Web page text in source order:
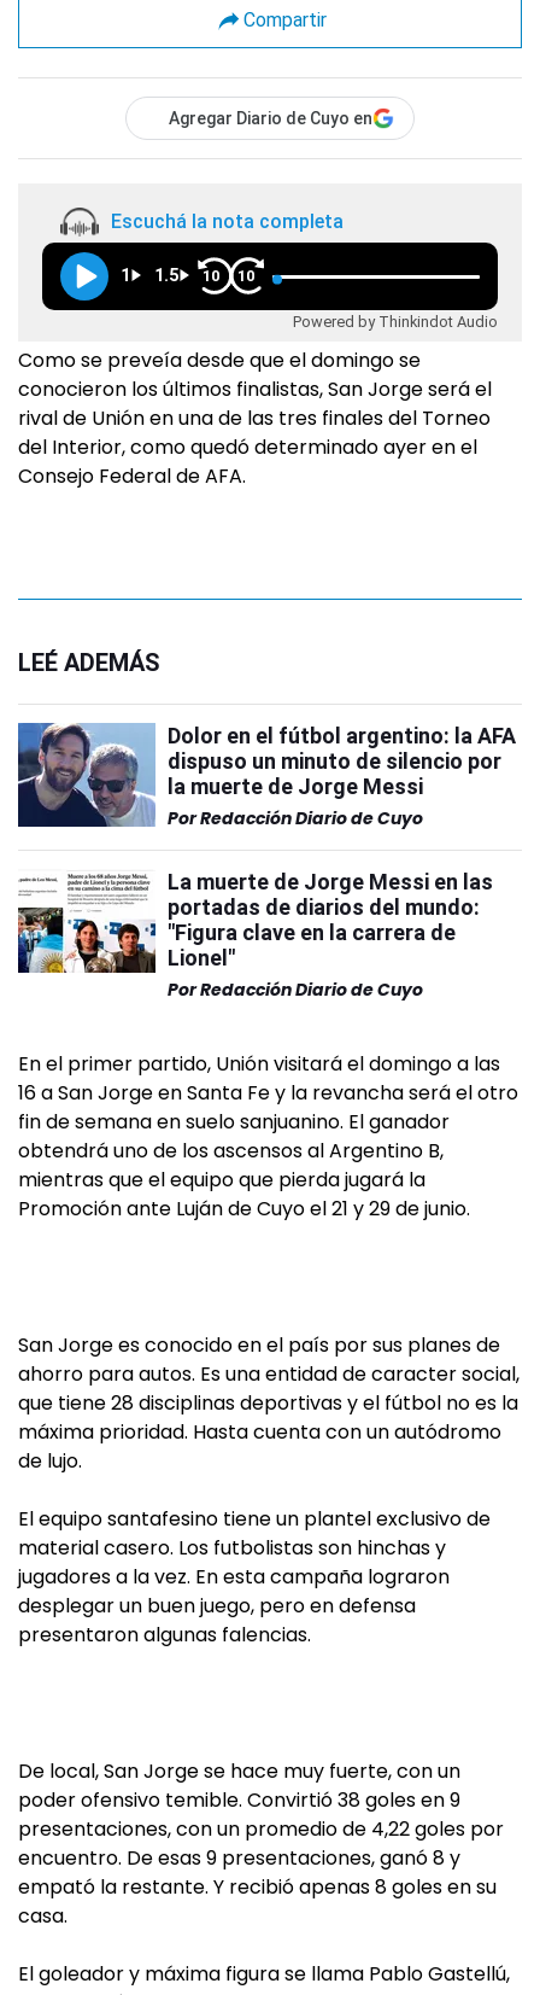
Compartir
Agregar Diario de Cuyo en
Escuchá la nota completa
1 1.5 10 10
Powered by Thinkindot Audio
Como se preveía desde que el domingo se
conocieron los últimos finalistas, San Jorge será el
rival de Unión en una de las tres finales del Torneo
del Interior, como quedó determinado ayer en el
Consejo Federal de AFA.
LEÉ ADEMÁS
Dolor en el fútbol argentino: la AFA
dispuso un minuto de silencio por
la muerte de Jorge Messi
PorRedacción Diario de Cuyo
La muerte de Jorge Messi en las
portadas de diarios del mundo:
"Figura clave en la carrera de
Lionel"
PorRedacción Diario de Cuyo
En el primer partido, Unión visitará el domingo a las
16 a San Jorge en Santa Fe y la revancha será el otro
fin de semana en suelo sanjuanino. El ganador
obtendrá uno de los ascensos al Argentino B,
mientras que el equipo que pierda jugará la
Promoción ante Luján de Cuyo el 21 y 29 de junio.
San Jorge es conocido en el país por sus planes de
ahorro para autos. Es una entidad de caracter social,
que tiene 28 disciplinas deportivas y el fútbol no es la
máxima prioridad. Hasta cuenta con un autódromo
de lujo.
El equipo santafesino tiene un plantel exclusivo de
material casero. Los futbolistas son hinchas y
jugadores a la vez. En esta campaña lograron
desplegar un buen juego, pero en defensa
presentaron algunas falencias.
De local, San Jorge se hace muy fuerte, con un
poder ofensivo temible. Convirtió 38 goles en 9
presentaciones, con un promedio de 4,22 goles por
encuentro. De esas 9 presentaciones, ganó 8 y
empató la restante. Y recibió apenas 8 goles en su
casa.
El goleador y máxima figura se llama Pablo Gastellú,